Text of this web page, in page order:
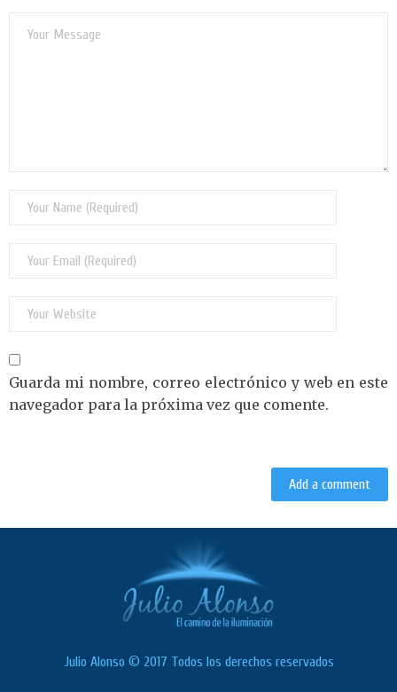
Guarda mi nombre, correo electrónico y web en este
navegador para la próxima vez que comente.
Julio Alonso © 2017 Todos los derechos reservados